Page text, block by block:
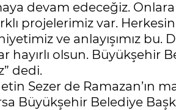
devam edeceğiz. Onlara
projelerimiz var.
ve anlayışımız bu.
hayırlı olsun. Büyükşehir
dedi.
Sezer de Ramazan’ın
Büyükşehir Belediye